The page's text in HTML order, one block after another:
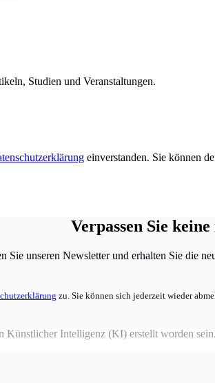
Studien und Veranstaltungen.
einverstanden. Sie können
Verpassen Sie
Sie unseren Newsletter und erhalten Sie die
zu. Sie können sich jederzeit wieder
Künstlicher Intelligenz (KI) erstellt worden sein.